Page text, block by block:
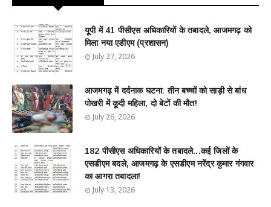
यूपी में 41 पीसीएस अधिकारियों के तबादले, आजमगढ़ को
मिला नया एडीएम (प्रशासन)
July 27, 2026
आजमगढ़ में दर्दनाक घटना: तीन बच्चों को साड़ी से बांध
पोखरी में कूदी महिला, दो बेटों की मौत!
July 26, 2026
182 पीसीएस अधिकारियों के तबादले...कई जिलों के
एसडीएम बदले, आजमगढ़ के एसडीएम नरेंद्र कुमार गंगवार
का आगरा तबादला!
July 13, 2026